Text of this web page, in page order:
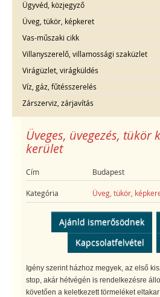
Ügyvéd, közjegyző
Üveg, tükör, képkeret
Vas-műszaki cikk
Villanyszerelő, villamossági szaküzlet
Virágüzlet, virágküldés
Víz, gáz, fűtésszerelés
Zárszerviz, zárjavítás
Üveges, üvegezés, tükör
kerület
Cím Budapest
Kategória Üveg, tükör,
Ajánld ismerősödnek
Kapcsolatfelvétel
Igény szerint házhoz megyek, az első
stop, akár hétvégén is rendelkezésre
követően a keletkezett törmeléket